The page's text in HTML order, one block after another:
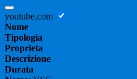
youtube.com
Nome
Tipologia
Proprieta
Descrizione
Durata